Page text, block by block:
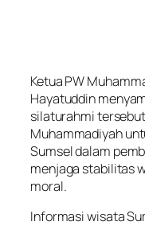
Ketua PW
Hayatuddin
silaturahmi
Muhammadiyah
Sumsel dalam
menjaga stabilitas
moral.
Informasi wisata